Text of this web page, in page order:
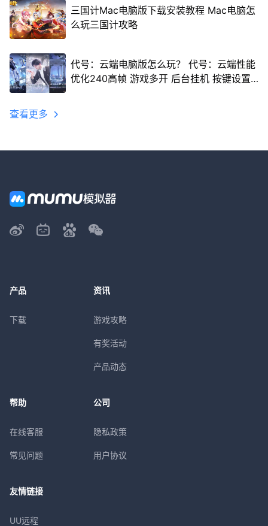
三国计Mac电脑版下载安装教程 Mac电脑怎
么玩三国计攻略
代号：云端电脑版怎么玩？ 代号：云端性能
优化240高帧 游戏多开 后台挂机 按键设置
查看更多
产品
下载
资讯
游戏攻略
有奖活动
产品动态
帮助
在线客服
常见问题
公司
隐私政策
用户协议
友情链接
UU远程